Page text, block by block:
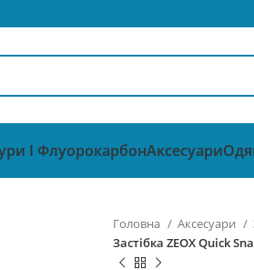
І ФлуорокарбонАксесуари
Головна Аксесуари
Застібка ZEOX Quick